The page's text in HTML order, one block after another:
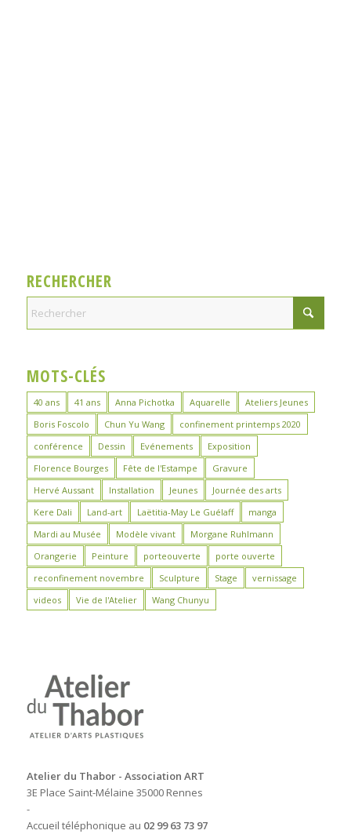
RECHERCHER
MOTS-CLÉS
40 ans 41 ans Anna Pichotka Aquarelle
Ateliers Jeunes
Boris Foscolo
Chun Yu Wang
confinement printemps 2020
conférence
Dessin Evénements
Exposition
Florence Bourges
Fête de l'Estampe
Gravure
Hervé Aussant
Installation Jeunes
Journée des arts
Kere Dali
Land-art Laëtitia-May Le Guélaff
manga
Mardi au Musée
Modèle vivant
Morgane Ruhlmann
Orangerie
Peinture porteouverte
porte ouverte
reconfinement novembre
Sculpture Stage
vernissage
videos
Vie de l'Atelier Wang Chunyu
Atelier du Thabor - Association ART
3E Place Saint-Mélaine 35000 Rennes
-
Accueil téléphonique au 02 99 63 73 97